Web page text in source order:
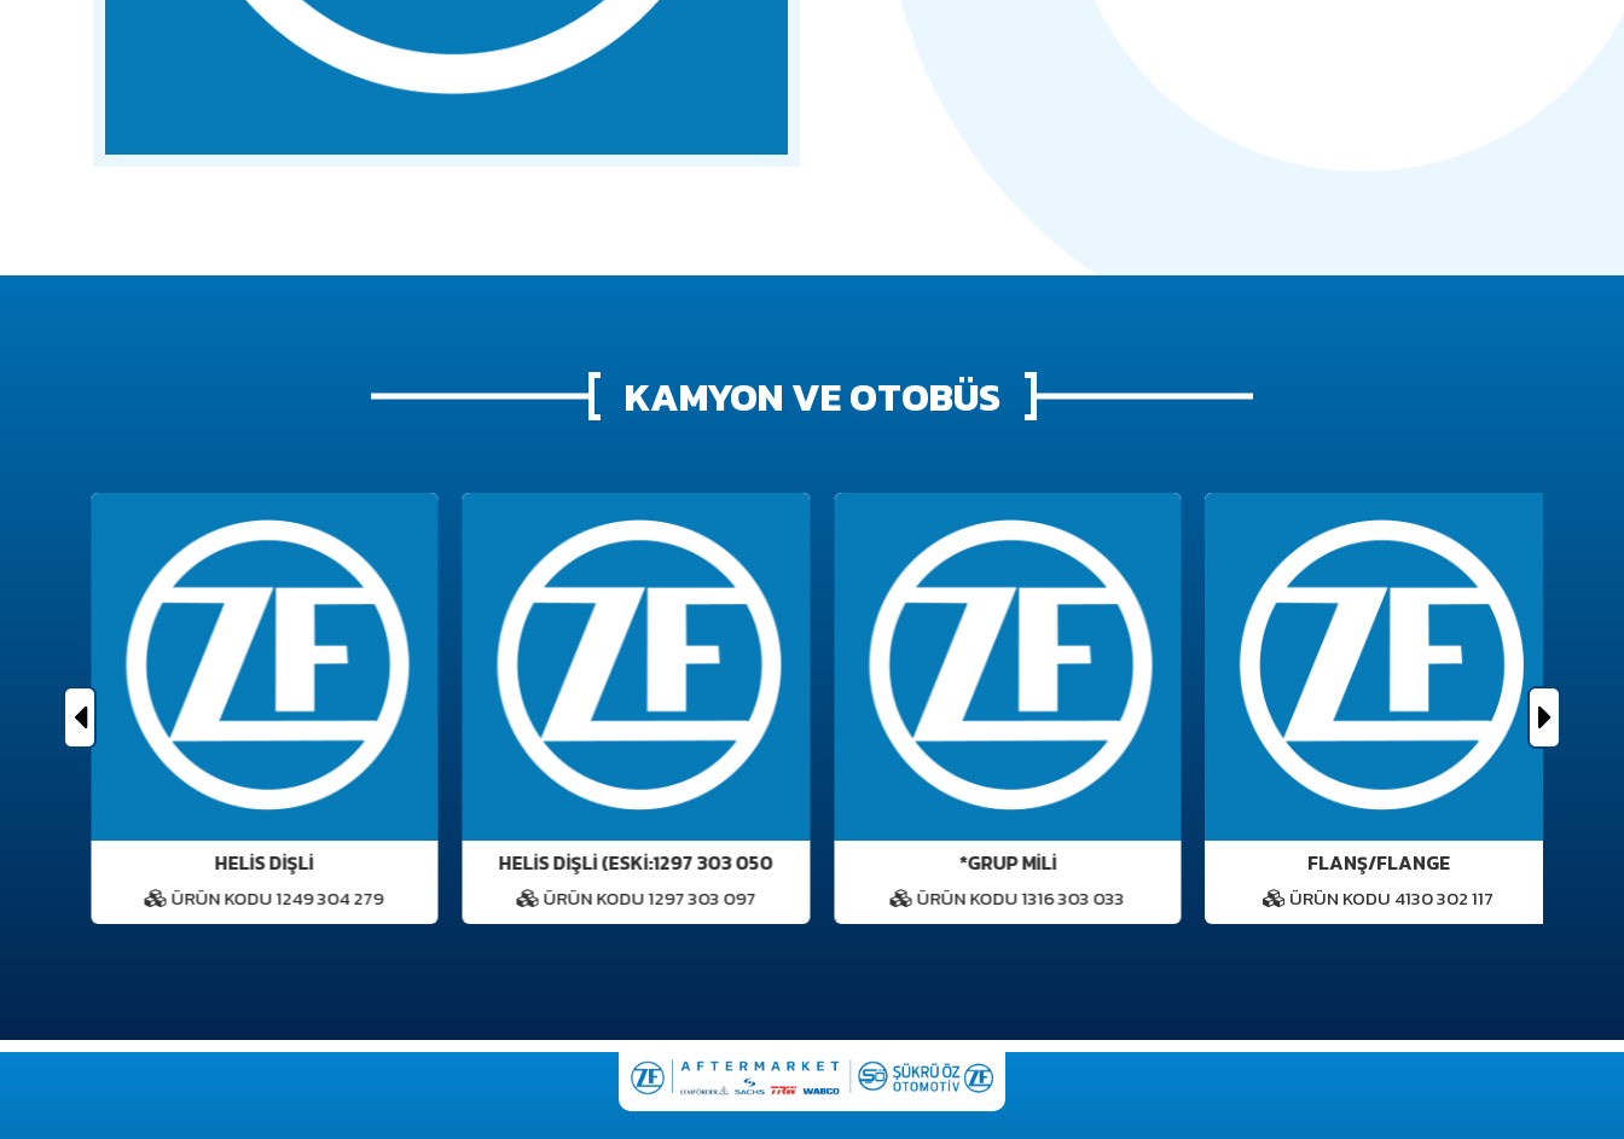
KAMYON VE OTOBÜS
HELİS DİŞLİ
ÜRÜN KODU 1249 304 279
HELİS DİŞLİ (ESKİ:1297 303 050
ÜRÜN KODU 1297 303 097
*GRUP MİLİ
ÜRÜN KODU 1316 303 033
FLANŞ/FLANGE
ÜRÜN KODU 4130 302 117